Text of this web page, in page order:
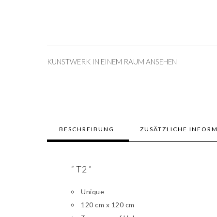
KUNSTWERK IN EINEM RAUM ANSEHEN
BESCHREIBUNG ZUSÄTZLICHE
“ T2 ”
Unique
120 cm x 120 cm